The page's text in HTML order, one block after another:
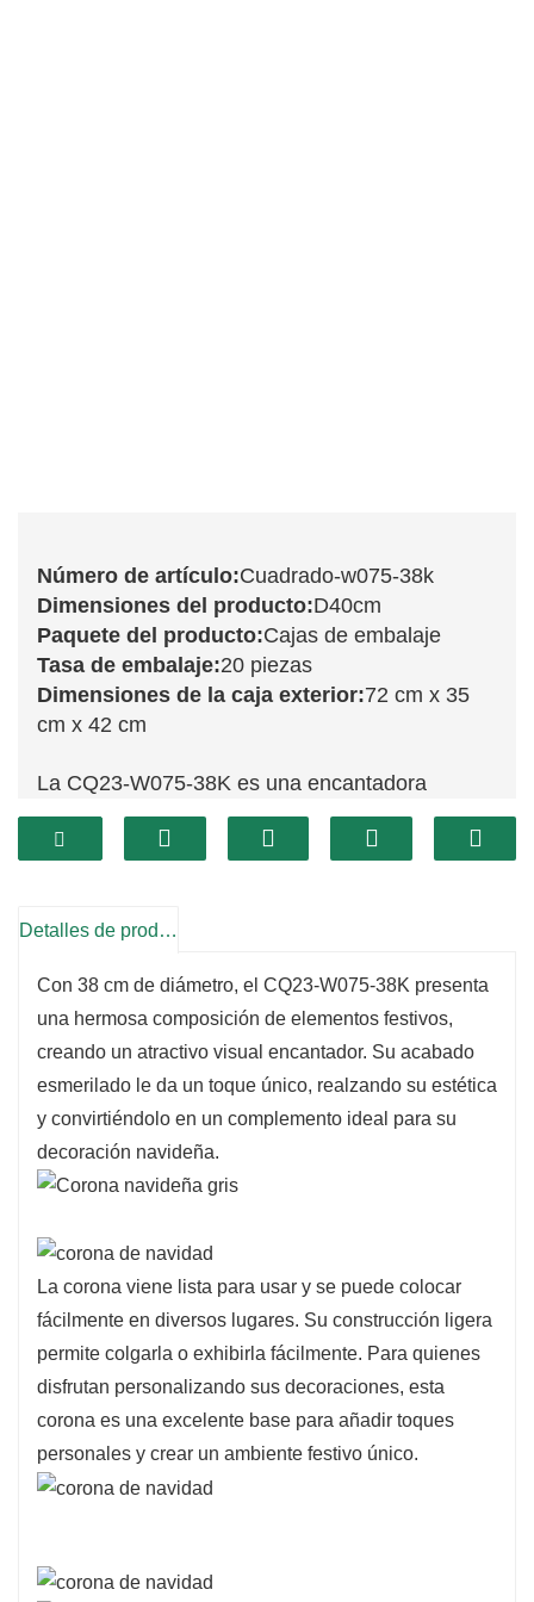
Número de artículo:Cuadrado-w075-38k
Dimensiones del producto:D40cm
Paquete del producto:Cajas de embalaje
Tasa de embalaje:20 piezas
Dimensiones de la caja exterior:72 cm x 35
cm x 42 cm
La CQ23-W075-38K es una encantadora
corona esmerilada de 38 cm que agrega un
toque caprichoso a la decoración navideña.
exuberante vegetación con un acabado
corona es perfecta para traer un espíritu festivo
a su hogar.
Su tamaño compacto permite una colocación
versátil, haciéndolo ideal para puertas, paredes
o como parte de un arreglo decorativo.
Fabricada con materiales de alta calidad, esta
corona está diseñada para ser duradera, lo que
garantiza que seguirá siendo una decoración
preciada durante muchas temporadas festivas.
El diseño ecológico enfatiza la sustentabilidad,
permitiéndole celebrar responsablemente
mientras disfruta del encanto de la temporada.
Detalles de producto
Con 38 cm de diámetro, el CQ23-W075-38K presenta
una hermosa composición de elementos festivos,
creando un atractivo visual encantador. Su acabado
esmerilado le da un toque único, realzando su estética
y convirtiéndolo en un complemento ideal para su
decoración navideña.
La corona viene lista para usar y se puede colocar
fácilmente en diversos lugares. Su construcción ligera
permite colgarla o exhibirla fácilmente. Para quienes
disfrutan personalizando sus decoraciones, esta
corona es una excelente base para añadir toques
personales y crear un ambiente festivo único.